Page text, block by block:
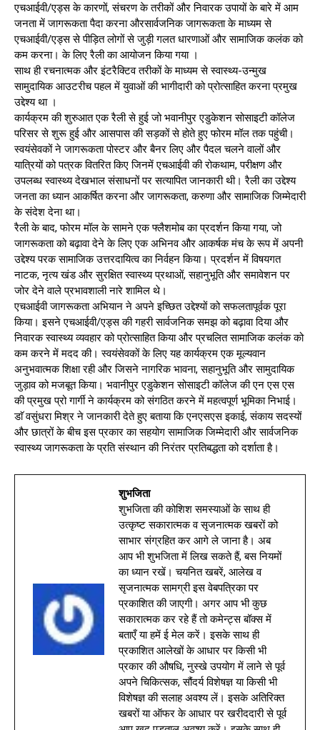
एचआईवी/एड्स के कारणों, संचरण के तरीकों और निवारक उपायों के बारे में आम
जनता में जागरूकता पैदा करना औरसार्वजनिक जागरूकता के माध्यम से
एचआईवी/एड्स से पीड़ित लोगों से जुड़ी गलत धारणाओं और सामाजिक कलंक को
कम करना। के लिए रैली का आयोजन किया गया ।
साथ ही रचनात्मक और इंटरैक्टिव तरीकों के माध्यम से स्वास्थ्य-उन्मुख
सामुदायिक आउटरीच पहल में युवाओं की भागीदारी को प्रोत्साहित करना प्रमुख
उद्देश्य था ।
कार्यक्रम की शुरुआत एक रैली से हुई जो भवानीपुर एडुकेशन सोसाइटी कॉलेज
परिसर से शुरू हुई और आसपास की सड़कों से होते हुए फोरम मॉल तक पहुंची।
स्वयंसेवकों ने जागरूकता पोस्टर और बैनर लिए और पैदल चलने वालों और
यात्रियों को पत्रक वितरित किए जिनमें एचआईवी की रोकथाम, परीक्षण और
उपलब्ध स्वास्थ्य देखभाल संसाधनों पर सत्यापित जानकारी थी। रैली का उद्देश्य
जनता का ध्यान आकर्षित करना और जागरूकता, करुणा और सामाजिक जिम्मेदारी
के संदेश देना था।
रैली के बाद, फोरम मॉल के सामने एक फ्लैशमोब का प्रदर्शन किया गया, जो
जागरूकता को बढ़ावा देने के लिए एक अभिनव और आकर्षक मंच के रूप में अपनी
उद्देश्य परक सामाजिक उत्तरदायित्व का निर्वहन किया। प्रदर्शन में विषयगत
नाटक, नृत्य खंड और सुरक्षित स्वास्थ्य प्रथाओं, सहानुभूति और समावेशन पर
जोर देने वाले प्रभावशाली नारे शामिल थे।
एचआईवी जागरूकता अभियान ने अपने इच्छित उद्देश्यों को सफलतापूर्वक पूरा
किया। इसने एचआईवी/एड्स की गहरी सार्वजनिक समझ को बढ़ावा दिया और
निवारक स्वास्थ्य व्यवहार को प्रोत्साहित किया और प्रचलित सामाजिक कलंक को
कम करने में मदद की। स्वयंसेवकों के लिए यह कार्यक्रम एक मूल्यवान
अनुभवात्मक शिक्षा रही और जिसने नागरिक भावना, सहानुभूति और सामुदायिक
जुड़ाव को मजबूत किया। भवानीपुर एडुकेशन सोसाइटी कॉलेज की एन एस एस
की प्रमुख प्रो गार्गी ने कार्यक्रम को संगठित करने में महत्वपूर्ण भूमिका निभाई।
डाॅ वसुंधरा मिश्र ने जानकारी देते हुए बताया कि एनएसएस इकाई, संकाय सदस्यों
और छात्रों के बीच इस प्रकार का सहयोग सामाजिक जिम्मेदारी और सार्वजनिक
स्वास्थ्य जागरूकता के प्रति संस्थान की निरंतर प्रतिबद्धता को दर्शाता है।
शुभजिता
शुभजिता की कोशिश समस्याओं के साथ ही
उत्कृष्ट सकारात्मक व सृजनात्मक खबरों को
साभार संग्रहित कर आगे ले जाना है। अब
आप भी शुभजिता में लिख सकते हैं, बस नियमों
का ध्यान रखें। चयनित खबरें, आलेख व
सृजनात्मक सामग्री इस वेबपत्रिका पर
प्रकाशित की जाएगी। अगर आप भी कुछ
सकारात्मक कर रहे हैं तो कमेन्ट्स बॉक्स में
बताएँ या हमें ई मेल करें। इसके साथ ही
प्रकाशित आलेखों के आधार पर किसी भी
प्रकार की औषधि, नुस्खे उपयोग में लाने से पूर्व
अपने चिकित्सक, सौंदर्य विशेषज्ञ या किसी भी
विशेषज्ञ की सलाह अवश्य लें। इसके अतिरिक्त
खबरों या ऑफर के आधार पर खरीददारी से पूर्व